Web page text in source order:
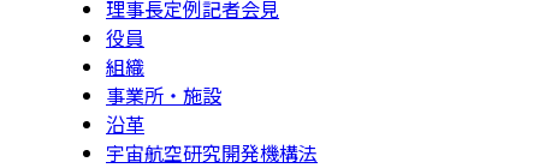
理事長定例記者会見
役員
組織
事業所・施設
沿革
宇宙航空研究開発機構法